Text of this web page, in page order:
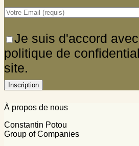
Je suis d'accord
politique de
site.
À propos de nous
Constantin Potou
Group of Companies